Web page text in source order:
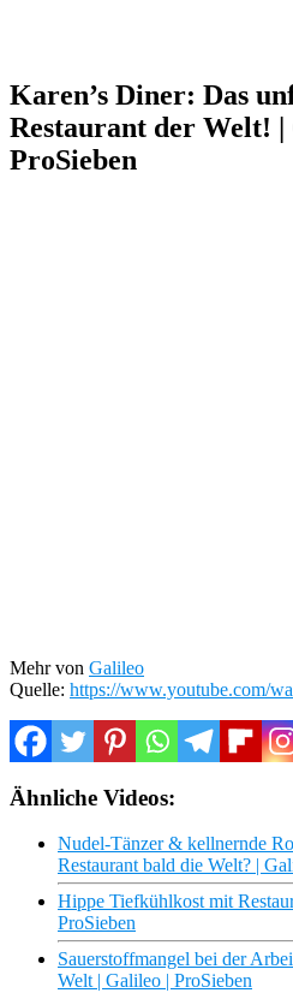
Karen’s Diner: Das
Restaurant der Welt! |
ProSieben
Mehr von Galileo
Quelle: https://www.youtube.com/
Ähnliche Videos:
Nudel-Tänzer & kellnernde
Restaurant bald die Welt? |
Hippe Tiefkühlkost mit
ProSieben
Sauerstoffmangel bei der
Welt | Galileo | ProSieben